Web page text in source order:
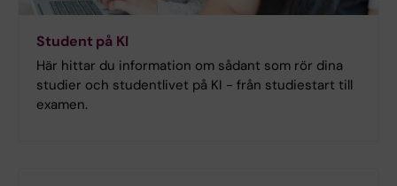
Student på KI
Här hittar du information om sådant som rör dina
studier och studentlivet på KI - från studiestart till
examen.